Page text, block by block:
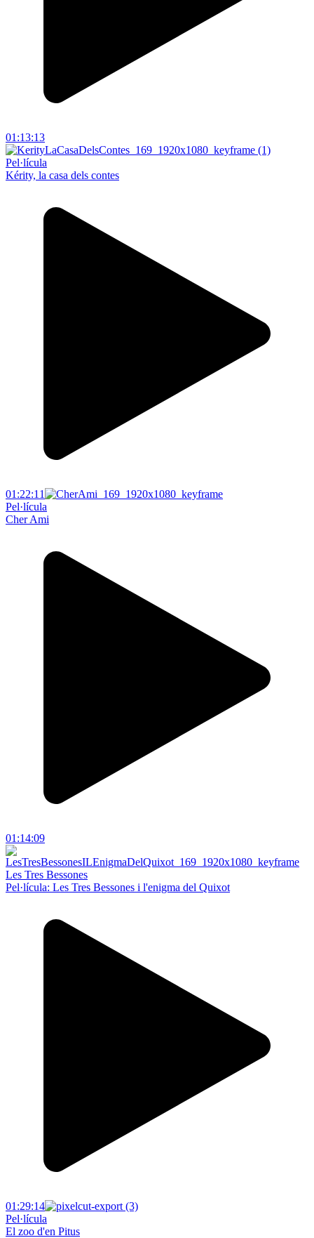
01:13:13
Pel·lícula
Kérity, la casa dels contes
01:22:11
Pel·lícula
Cher Ami
01:14:09
Les Tres Bessones
Pel·lícula: Les Tres Bessones i l'enigma del Quixot
01:29:14
Pel·lícula
El zoo d'en Pitus